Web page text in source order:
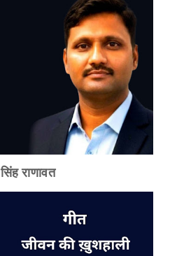
राणावत